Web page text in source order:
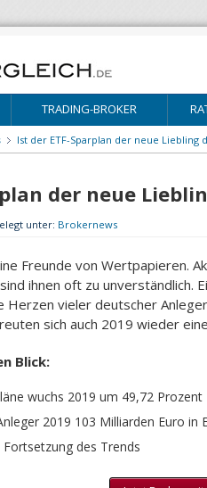
TRADING-BROKER
Ist der ETF-Sparplan der neue Liebling
der neue
unter: Brokernews
Freunde von Wertpapieren.
ihnen oft zu unverständlich.
vieler deutscher
sich auch 2019 wieder
Blick:
wuchs 2019 um 49,72 Prozent
2019 103 Milliarden Euro in
des Trends